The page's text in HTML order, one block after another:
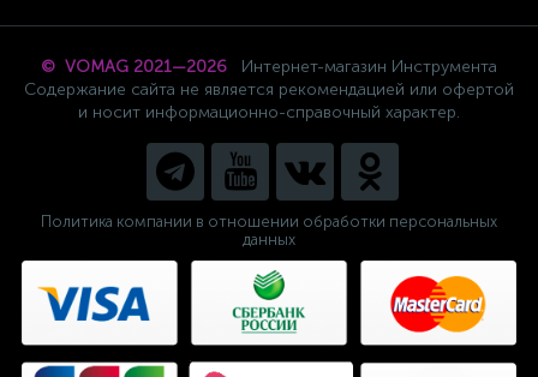
© VOMAG 2021—2026
Интернет-магазин Инструмента
Содержание сайта не является рекомендацией или офертой
и носит информационно-справочный характер.
Политика компании в отношении обработки персональных
данных